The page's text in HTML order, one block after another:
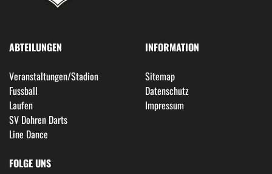
ABTEILUNGEN
Veranstaltungen/Stadion
Fussball
Laufen
SV Dohren Darts
Line Dance
INFORMATION
Sitemap
Datenschutz
Impressum
FOLGE UNS